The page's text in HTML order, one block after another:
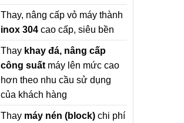
Thay, nâng cấp vỏ máy thành
inox 304cao cấp, siêu bền
Thay khay đá, nâng cấp
công suấtmáy lên mức cao
hơn theo nhu cầu sử dụng
của khách hàng
Thaymáy nén (block)chi phí